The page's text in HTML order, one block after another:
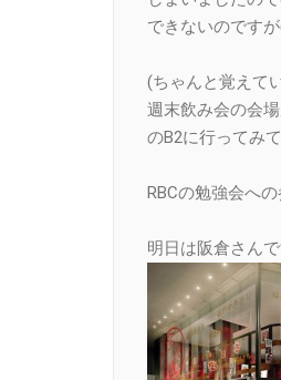
できないのです
(ちゃんと覚えて
週末飲み会の会
のB2に行ってみ
RBCの勉強会へ
明日は阪倉さんで